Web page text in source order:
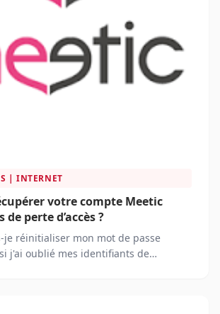
| INTERNET
votre compte Meetic
de perte d’accès ?
je réinitialiser mon mot de passe
j'ai oublié mes identifiants de